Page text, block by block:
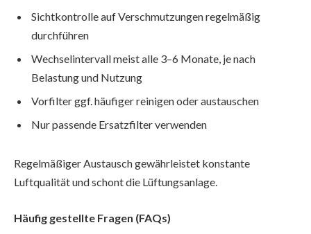
Sichtkontrolle auf Verschmutzungen regelmäßig
durchführen
Wechselintervall meist alle 3–6 Monate, je nach
Belastung und Nutzung
Vorfilter ggf. häufiger reinigen oder austauschen
Nur passende Ersatzfilter verwenden
Regelmäßiger Austausch gewährleistet konstante
Luftqualität und schont die Lüftungsanlage.
Häufig gestellte Fragen (FAQs)